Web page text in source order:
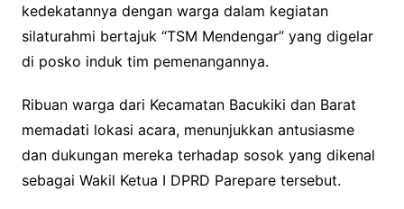
kedekatannya dengan warga dalam kegiatan
silaturahmi bertajuk “TSM Mendengar” yang digelar
di posko induk tim pemenangannya.
Ribuan warga dari Kecamatan Bacukiki dan Barat
memadati lokasi acara, menunjukkan antusiasme
dan dukungan mereka terhadap sosok yang dikenal
sebagai Wakil Ketua I DPRD Parepare tersebut.